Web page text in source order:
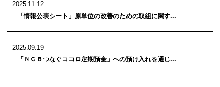
2025.11.12
「情報公表シート」原単位の改善のための取組に関す...
2025.09.19
「ＮＣＢつなぐココロ定期預金」への預け入れを通じ...